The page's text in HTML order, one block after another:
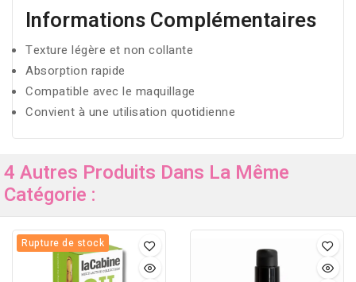
Informations Complémentaires
Texture légère et non collante
Absorption rapide
Compatible avec le maquillage
Convient à une utilisation quotidienne
4 Autres Produits Dans La Même
Catégorie :
Rupture de stock